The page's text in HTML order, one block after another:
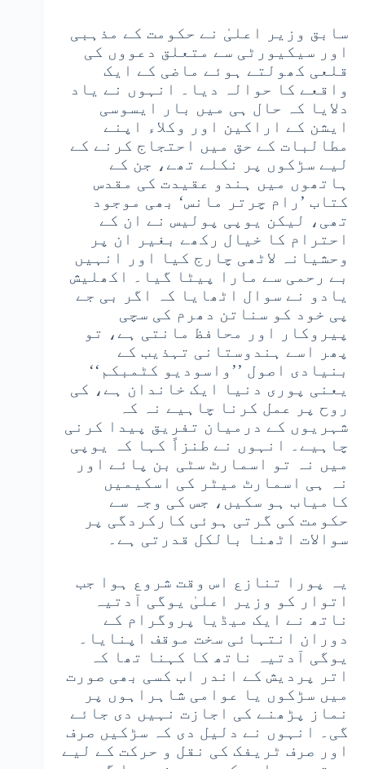
سابق وزیر اعلیٰ نے حکومت کے مذہبی
اور سیکیورٹی سے متعلق دعووں کی
قلعی کھولتے ہوئے ماضی کے ایک
واقعے کا حوالہ دیا۔ انہوں نے یاد
دلایا کہ حال ہی میں بار ایسوسی
ایشن کے اراکین اور وکلاء اپنے
مطالبات کے حق میں احتجاج کرنے کے
لیے سڑکوں پر نکلے تھے، جن کے
ہاتھوں میں ہندو عقیدت کی مقدس
کتاب ’رام چرتر مانس‘ بھی موجود
تھی، لیکن یوپی پولیس نے ان کے
احترام کا خیال رکھے بغیر ان پر
وحشیانہ لاٹھی چارج کیا اور انہیں
بے رحمی سے مارا پیٹا گیا۔ اکھلیش
یادو نے سوال اٹھایا کہ اگر بی جے
پی خود کو سناتن دھرم کی سچی
پیروکار اور محافظ مانتی ہے، تو
پھر اسے ہندوستانی تہذیب کے
بنیادی اصول ’’واسودیو کٹمبکم‘‘
یعنی پوری دنیا ایک خاندان ہے، کی
روح پر عمل کرنا چاہیے نہ کہ
شہریوں کے درمیان تفریق پیدا کرنی
چاہیے۔ انہوں نے طنزاً کہا کہ یوپی
میں نہ تو اسمارٹ سٹی بن پائے اور
نہ ہی اسمارٹ میٹر کی اسکیمیں
کامیاب ہو سکیں، جس کی وجہ سے
حکومت کی گرتی ہوئی کارکردگی پر
سوالات اٹھنا بالکل قدرتی ہے۔
یہ پورا تنازع اس وقت شروع ہوا جب
اتوار کو وزیر اعلیٰ یوگی آدتیہ
ناتھ نے ایک میڈیا پروگرام کے
دوران انتہائی سخت موقف اپنایا۔
یوگی آدتیہ ناتھ کا کہنا تھا کہ
اتر پردیش کے اندر اب کسی بھی صورت
میں سڑکوں یا عوامی شاہراہوں پر
نماز پڑھنے کی اجازت نہیں دی جائے
گی۔ انہوں نے دلیل دی کہ سڑکیں صرف
اور صرف ٹریفک کی نقل و حرکت کے لیے